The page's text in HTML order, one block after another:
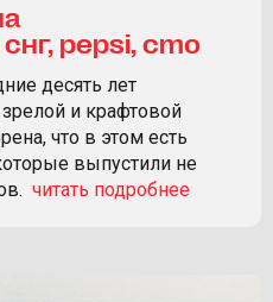
pepsi, cmo
десять лет
и крафтовой
что в этом есть
выпустили не